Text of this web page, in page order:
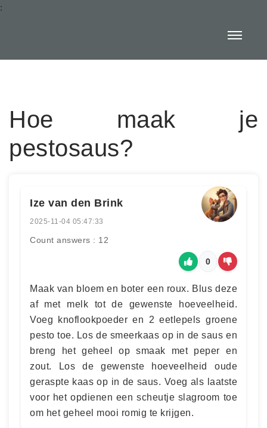
:
Hoe maak je
pestosaus?
Ize van den Brink
2025-11-04 05:47:33
Count answers : 12
0
Maak van bloem en boter een roux. Blus deze
af met melk tot de gewenste hoeveelheid.
Voeg knoflookpoeder en 2 eetlepels groene
pesto toe. Los de smeerkaas op in de saus en
breng het geheel op smaak met peper en
zout. Los de gewenste hoeveelheid oude
geraspte kaas op in de saus. Voeg als laatste
voor het opdienen een scheutje slagroom toe
om het geheel mooi romig te krijgen.